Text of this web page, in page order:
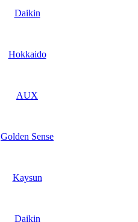
Daikin
Hokkaido
AUX
Golden Sense
Kaysun
Daikin